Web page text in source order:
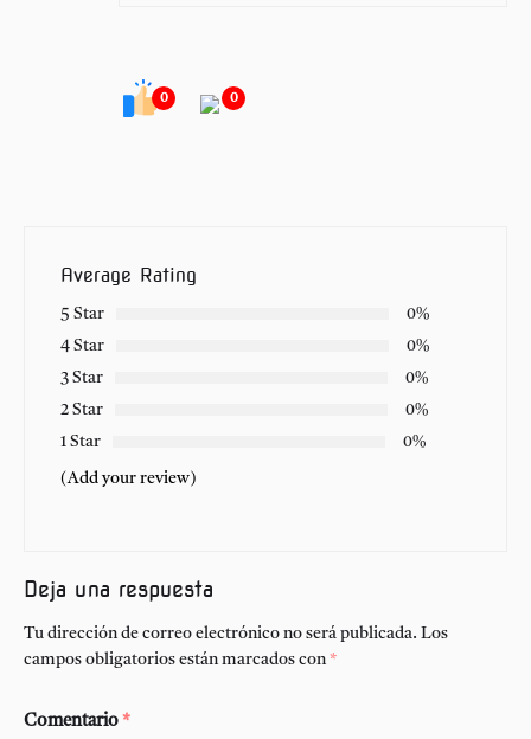
0 0
Average Rating
5 Star
0%
4 Star
0%
3 Star
0%
2 Star
0%
1 Star
0%
(Add your review)
Deja una respuesta
Tu dirección de correo electrónico no será publicada. Los
campos obligatorios están marcados con *
Comentario *